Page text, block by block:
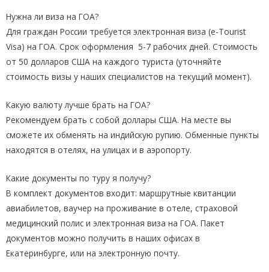
Нужна ли виза на ГОА?
Для граждан России требуется электронная виза (e-Tourist
Visa) на ГОА. Срок оформления 5-7 рабочих дней. Стоимость
от 50 долларов США на каждого туриста (уточняйте
стоимость визы у наших специалистов на текущий момент).
Какую валюту лучше брать на ГОА?
Рекомендуем брать с собой доллары США. На месте вы
сможете их обменять на индийскую рупию. Обменные пункты
находятся в отелях, на улицах и в аэропорту.
Какие документы по туру я получу?
В комплект документов входит: маршрутные квитанции
авиабилетов, ваучер на проживание в отеле, страховой
медицинский полис и электронная виза на ГОА. Пакет
документов можно получить в наших офисах в
Екатеринбурге, или на электронную почту.